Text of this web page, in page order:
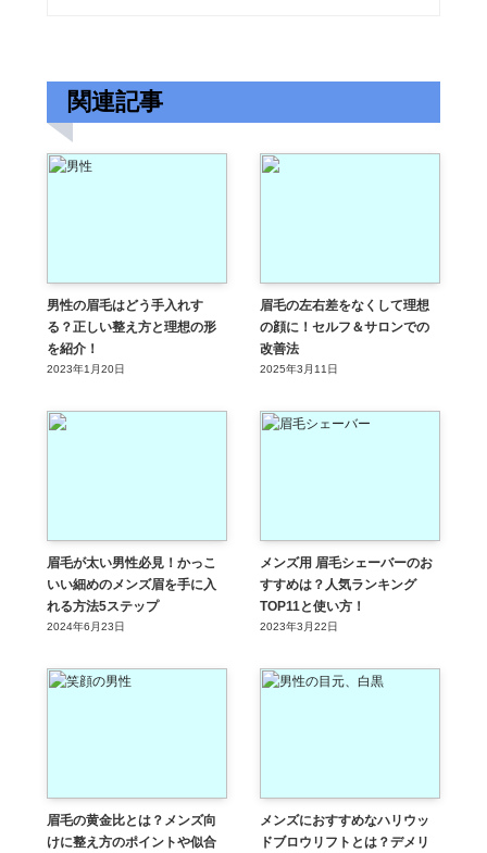
関連記事
男性の眉毛はどう手入れす
る？正しい整え方と理想の形
を紹介！
2023年1月20日
眉毛の左右差をなくして理想
の顔に！セルフ＆サロンでの
改善法
2025年3月11日
眉毛が太い男性必見！かっこ
いい細めのメンズ眉を手に入
れる方法5ステップ
2024年6月23日
メンズ用 眉毛シェーバーのお
すすめは？人気ランキング
TOP11と使い方！
2023年3月22日
眉毛の黄金比とは？メンズ向
けに整え方のポイントや似合
メンズにおすすめなハリウッ
ドブロウリフトとは？デメリ